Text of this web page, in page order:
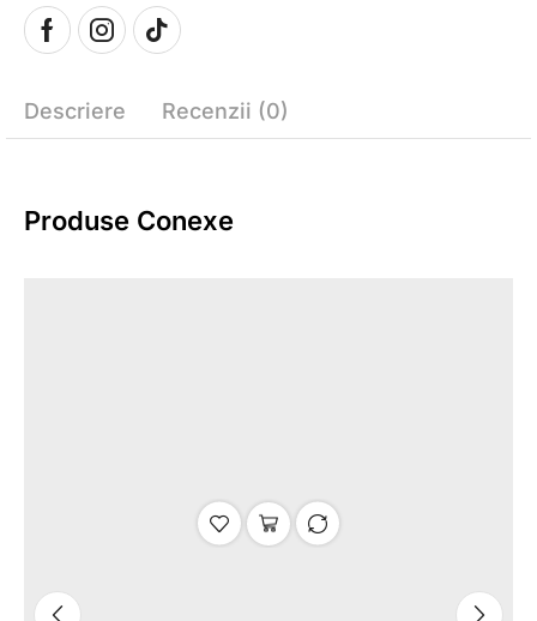
Descriere Recenzii (0)
Produse Conexe